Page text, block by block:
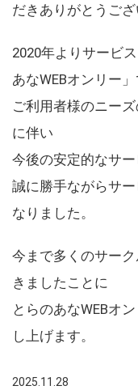
だきありがとうござ
2020年よりサービ
あなWEBオンリー
ご利用者様のニー
に伴い
今後の安定的なサ
誠に勝手ながらサ
なりました。
今まで多くのサー
きましたことに
とらのあなWEBオ
し上げます。
2025.11.28